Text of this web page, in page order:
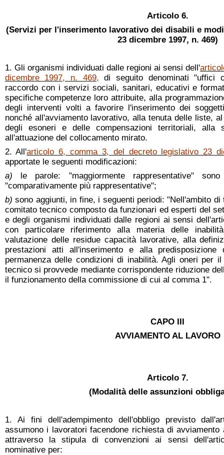
Articolo 6.
(Servizi per l'inserimento lavorativo dei disabili e
23 dicembre 1997, n. 469)
1. Gli organismi individuati dalle regioni ai sensi dell'
dicembre 1997, n. 469, di seguito denominati "uffici
raccordo con i servizi sociali, sanitari, educativi e
specifiche competenze loro attribuite, alla
degli interventi volti a favorire l'inserimento dei
nonché all'avviamento lavorativo, alla tenuta delle liste,
degli esoneri e delle compensazioni territoriali, alla
all'attuazione del collocamento mirato.
2. All'articolo 6, comma 3, del decreto legislativo 23
apportate le seguenti modificazioni:
a) le parole: "maggiormente rappresentative"
"comparativamente più rappresentative";
b) sono aggiunti, in fine, i seguenti periodi: "Nell'ambito
comitato tecnico composto da funzionari ed esperti del
e degli organismi individuati dalle regioni ai sensi
con particolare riferimento alla materia delle
valutazione delle residue capacità lavorative, alla
prestazioni atti all'inserimento e alla
permanenza delle condizioni di inabilità. Agli oneri per
tecnico si provvede mediante corrispondente riduzione
il funzionamento della commissione di cui al comma 1".
CAPO III
AVVIAMENTO AL LAVORO
Articolo 7.
(Modalità delle assunzioni
1. Ai fini dell'adempimento dell'obbligo previsto
assumono i lavoratori facendone richiesta di
attraverso la stipula di convenzioni ai sensi
nominative per: